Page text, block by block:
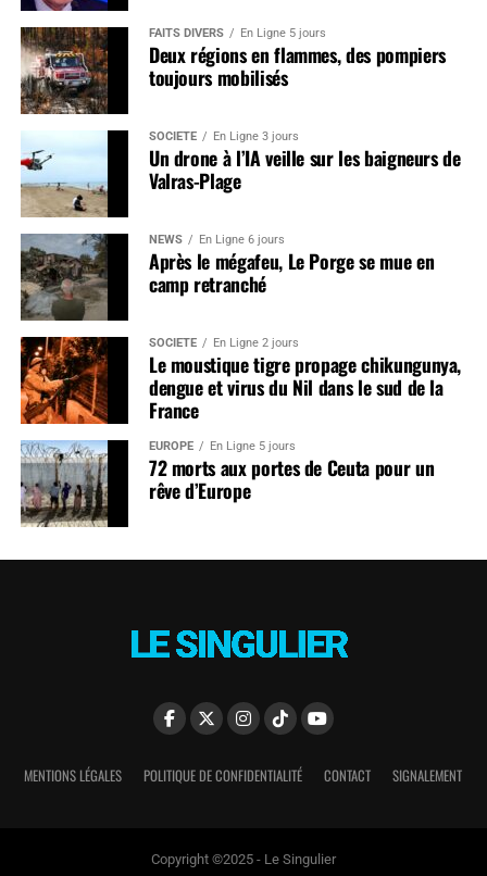
FAITS DIVERS En Ligne 5 jours
Deux régions en flammes, des pompiers
toujours mobilisés
SOCIÉTÉ En Ligne 3 jours
Un drone à l’IA veille sur les baigneurs de
Valras-Plage
NEWS En Ligne 6 jours
Après le mégafeu, Le Porge se mue en
camp retranché
SOCIÉTÉ En Ligne 2 jours
Le moustique tigre propage chikungunya,
dengue et virus du Nil dans le sud de la
France
EUROPE En Ligne 5 jours
72 morts aux portes de Ceuta pour un
rêve d’Europe
MENTIONS LÉGALES POLITIQUE DE CONFIDENTIALITÉ CONTACT SIGNALEMENT
Copyright ©2025 - Le Singulier